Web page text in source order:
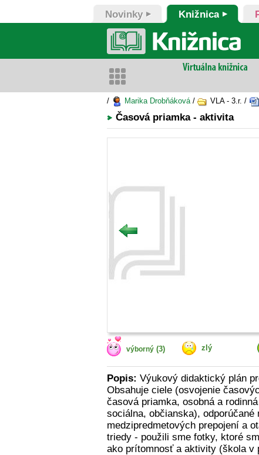
Novinky Knižnica
/ Marika Drobňáková/ VLA - 3.r. /
Časová priamka - aktivita
výborný (3) zlý
Popis: Výukový didaktický plán
Obsahuje ciele (osvojenie
časová priamka, osobná a
sociálna, občianska),
medzipredmetových prepojení a
triedy - použili sme fotky, ktoré
ako prítomnosť a aktivity (škola v